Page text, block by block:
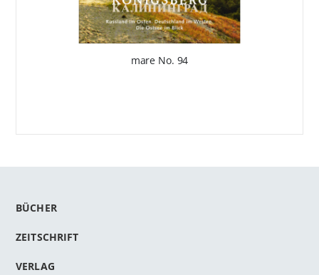
mare No. 94
BÜCHER
ZEITSCHRIFT
VERLAG